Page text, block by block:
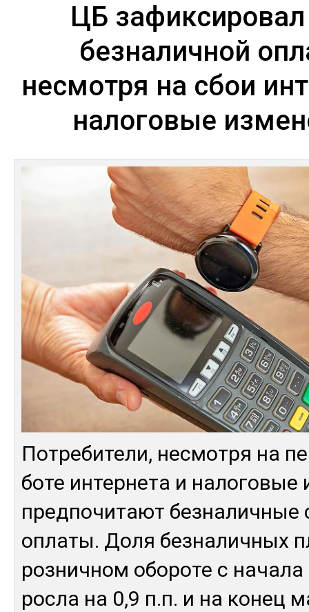
ЦБ зафиксировал
безналичной
несмотря на сбои
налоговые
Пот­ре­бите­ли, нес­мот­ря на
боте ин­тер­не­та и на­лого­вые
пред­по­читают без­на­лич­ные
оп­ла­ты. До­ля без­на­лич­ных
роз­нич­ном обо­роте с
рос­ла на 0,9 п.п. и на ко­нец